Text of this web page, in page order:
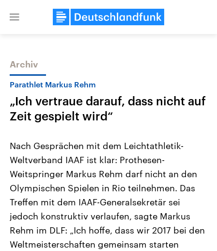
Close
Themen
USA
Aktuelle Beiträge, Analysen und
Hintergründe
Wirtschaftlich und militärisch
gehören die Vereinigten Staaten zu
den mächtigsten Ländern der Erde,
mit großem Einfluss auf das
aktuelle Weltgeschehen.
Nahostkonflikt
Aktuelle Lage und
Der Überfall der
Terrororganisation Hamas
Oktober 2023 auf Israel
Region wieder die Gewalt
Israel möchte die Hamas
Diese wird wie die
Libanon vom Iran
Sendungen Programm Podcasts
Archiv
Parathlet Markus Rehm
„Ich vertraue darauf, dass nicht auf
Zeit gespielt wird“
Nach Gesprächen mit dem Leichtathletik-
Weltverband IAAF ist klar: Prothesen-
Weitspringer Markus Rehm darf nicht an den
Olympischen Spielen in Rio teilnehmen. Das
Treffen mit dem IAAF-Generalsekretär sei
jedoch konstruktiv verlaufen, sagte Markus
Rehm im DLF: „Ich hoffe, dass wir 2017 bei den
Weltmeisterschaften gemeinsam starten